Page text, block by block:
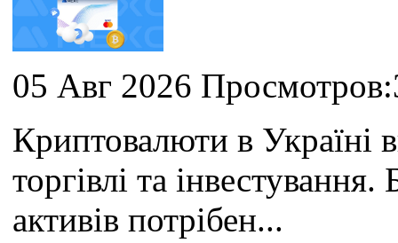
05 Авг 2026
Криптовалюти в Україні
торгівлі та
активів потрібен...